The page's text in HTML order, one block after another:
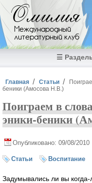
Перейти к основному
Омилия
Международный
литературный клуб
☰
Вы здесь
Главная Статьи
беники (Амосова Н.В.)
Поиграем в
эники-беники
Опубликовано: 09/08/2010
Статьи Воспитание
Задумывались ли вы